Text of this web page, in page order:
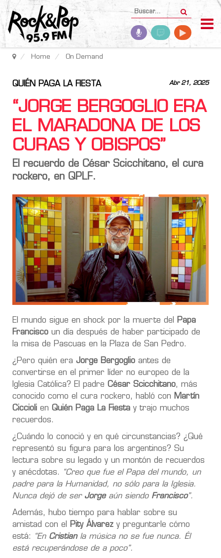
Home On Demand
Abr 21, 2025
QUIÉN PAGA LA FIESTA
“JORGE BERGOGLIO ERA
EL MARADONA DE LOS
CURAS Y OBISPOS”
El recuerdo de César Scicchitano, el cura
rockero, en QPLF.
El mundo sigue en shock por la muerte del
Papa
Francisco un día después de haber participado de
la misa de Pascuas en la Plaza de San Pedro.
¿Pero quién era Jorge Bergoglio antes de
convertirse en el primer líder no europeo de la
Iglesia Católica? El padre César Scicchitano, más
conocido como el cura rockero, habló con
Martín
Ciccioli en Quién Paga La Fiesta y trajo muchos
recuerdos.
¿Cuándo lo conoció y en qué circunstancias? ¿Qué
representó su figura para los argentinos? Su
lectura sobre su legado y un montón de recuerdos
y anécdotas.
“Creo que fue el Papa del mundo, un
padre para la Humanidad, no sólo para la Iglesia.
Nunca dejó de ser Jorgeaún siendo Francisco”.
Además, hubo tiempo para hablar sobre su
amistad con el
Pity Álvarez y preguntarle cómo
está:
“En Cristianla música no se fue nunca. Él
está recuperándose de a poco”.